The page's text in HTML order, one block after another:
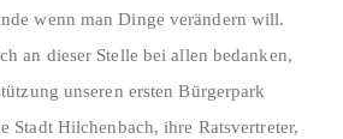
wenn man Dinge verändern will.
an dieser Stelle bei allen bedanken,
unseren ersten Bürgerpark
Stadt Hilchenbach, ihre Ratsvertreter,